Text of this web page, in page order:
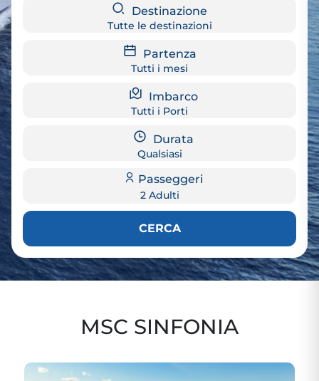
Destinazione
Tutte le destinazioni
Partenza
Tutti i mesi
Imbarco
Tutti i Porti
Durata
Qualsiasi
Passeggeri
2 Adulti
CERCA
MSC SINFONIA